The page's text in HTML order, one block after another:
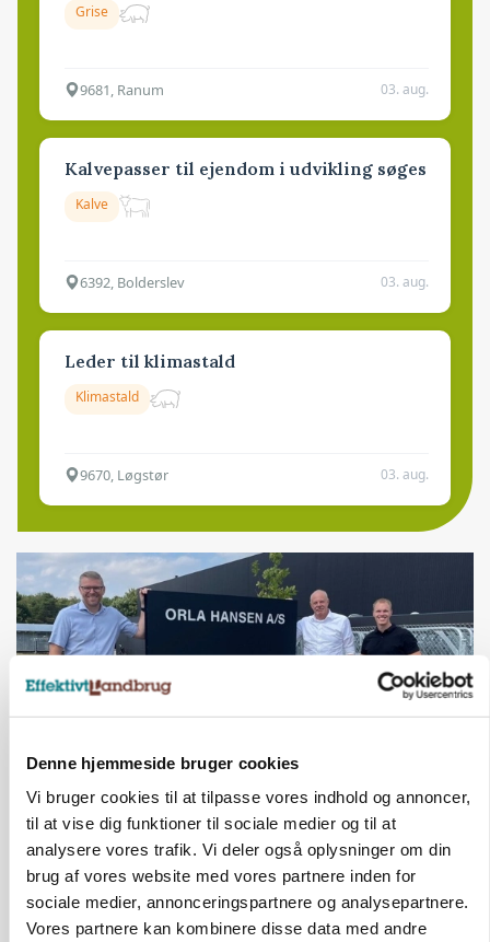
Denne hjemmeside bruger cookies
Vi bruger cookies til at tilpasse vores indhold og annoncer,
til at vise dig funktioner til sociale medier og til at
analysere vores trafik. Vi deler også oplysninger om din
brug af vores website med vores partnere inden for
sociale medier, annonceringspartnere og analysepartnere.
Vores partnere kan kombinere disse data med andre
Grise
9681, Ranum 03. aug.
Kalvepasser til ejendom i udvikling søges
Kalve
6392, Bolderslev 03. aug.
Leder til klimastald
Klimastald
9670, Løgstør 03. aug.
BUSINESS
Efter fire årtier: Familieejet vestjysk producent
af staldinventar får ny medejer